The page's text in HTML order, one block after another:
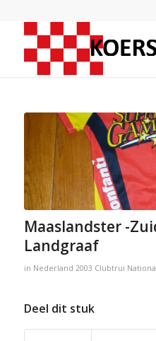
Maaslandster -
Landgraaf
in Nederland 2003 Clubtrui
Deel dit stuk